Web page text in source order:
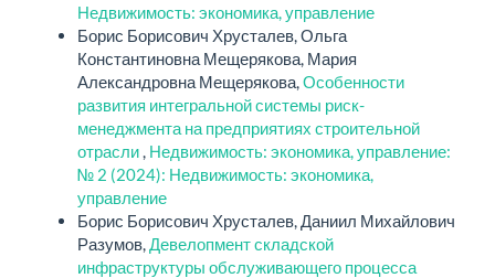
Недвижимость: экономика, управление
Борис Борисович Хрусталев, Ольга
Константиновна Мещерякова, Мария
Александровна Мещерякова, Особенности
развития интегральной системы риск-
менеджмента на предприятиях строительной
отрасли Недвижимость: экономика, управление:
№ 2 (2024): Недвижимость: экономика,
управление
Борис Борисович Хрусталев, Даниил Михайлович
Разумов, Девелопмент складской
инфраструктуры обслуживающего процесса